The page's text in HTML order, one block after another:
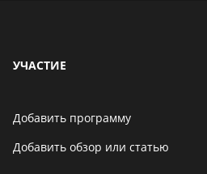
УЧАСТИЕ
Добавить программу
Добавить обзор или статью